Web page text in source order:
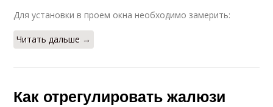
Для установки в проем окна необходимо замерить:
Читать дальше →
Как отрегулировать жалюзи